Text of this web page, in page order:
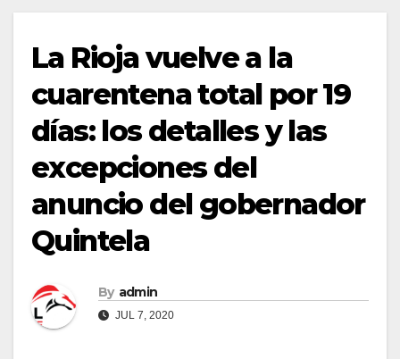
La Rioja vuelve a la
cuarentena total por 19
días: los detalles y las
excepciones del
anuncio del gobernador
Quintela
By admin
JUL 7, 2020